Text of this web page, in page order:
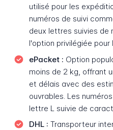
utilisé pour les
numéros de suivi
deux lettres suivies de
l'option privilégiée
ePacket : Option
moins de 2 kg, offrant
et délais avec des
ouvrables. Les
lettre L suivie de
DHL : Transporteur